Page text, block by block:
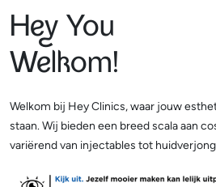
Hey You
Welkom!
Welkom bij Hey Clinics, waar jouw
staan. Wij bieden een breed scala aan
variërend van injectables tot